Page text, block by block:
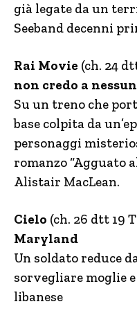
già legate da un
Seeband decenni
Rai Movie (ch. 24
non credo a
Su un treno che
base colpita da
personaggi
romanzo “Agguato
Alistair MacLean.
Cielo (ch. 26 dtt 19
Maryland
Un soldato reduce
sorvegliare moglie
libanese